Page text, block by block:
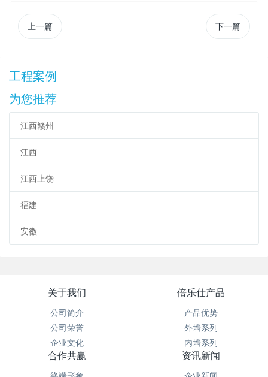
上一篇 下一篇
工程案例
为您推荐
江西赣州
江西
江西上饶
福建
安徽
关于我们
公司简介
公司荣誉
企业文化
倍乐仕产品
产品优势
外墙系列
内墙系列
合作共赢 资讯新闻